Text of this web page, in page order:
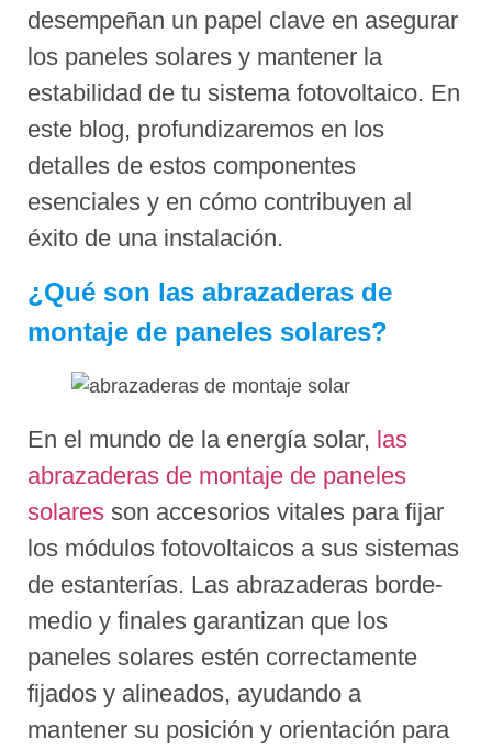
desempeñan un papel clave en asegurar
los paneles solares y mantener la
estabilidad de tu sistema fotovoltaico. En
este blog, profundizaremos en los
detalles de estos componentes
esenciales y en cómo contribuyen al
éxito de una instalación.
¿Qué son las abrazaderas de
montaje de paneles solares?
En el mundo de la energía solar, las
abrazaderas de montaje de paneles
solares son accesorios vitales para fijar
los módulos fotovoltaicos a sus sistemas
de estanterías. Las abrazaderas borde-
medio y finales garantizan que los
paneles solares estén correctamente
fijados y alineados, ayudando a
mantener su posición y orientación para